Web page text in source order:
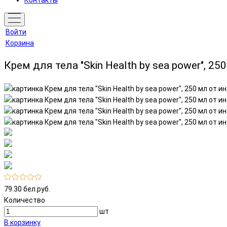
Войти
Корзина
Крем для тела "Skin Health by sea power",
79.30 бел.руб.
Количество
шт
В корзинку